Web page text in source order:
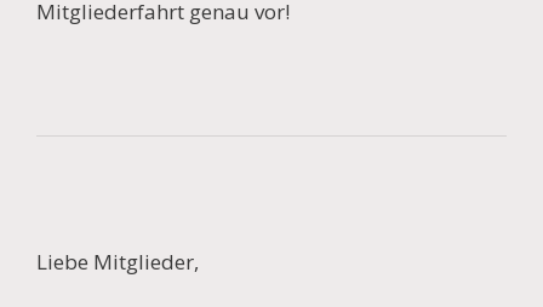
Mitgliederfahrt genau vor!
Liebe Mitglieder,